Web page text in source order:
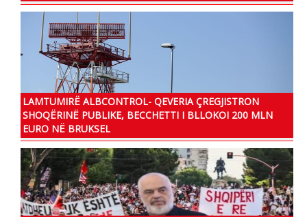
LAMTUMIRË ALBCONTROL- QEVERIA ÇREGJISTRON
SHOQËRINË PUBLIKE, BECCHETTI I BLLOKOI 200 MLN
EURO NË BRUKSEL